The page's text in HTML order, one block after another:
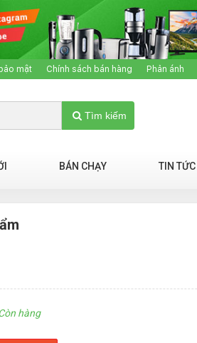
mật Chính sách bán hàng Phản ánh
Tìm kiếm
BÁN CHẠY TIN TỨC
hàng